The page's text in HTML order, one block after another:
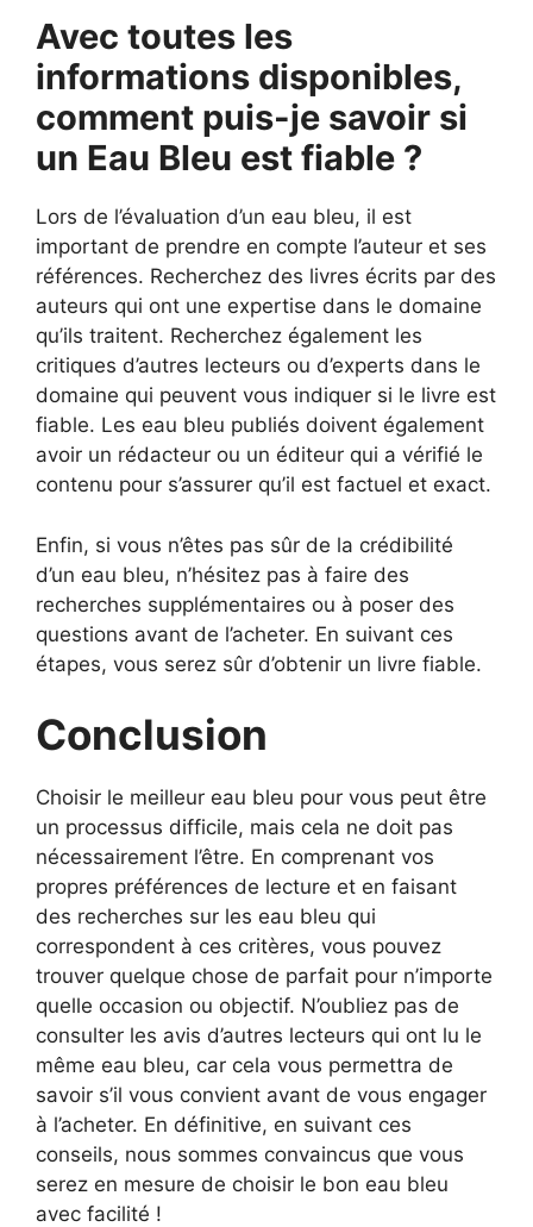
Avec toutes les
informations disponibles,
comment puis-je savoir si
un Eau Bleu est fiable ?
Lors de l’évaluation d’un eau bleu, il est
important de prendre en compte l’auteur et ses
références. Recherchez des livres écrits par des
auteurs qui ont une expertise dans le domaine
qu’ils traitent. Recherchez également les
critiques d’autres lecteurs ou d’experts dans le
domaine qui peuvent vous indiquer si le livre est
fiable. Les eau bleu publiés doivent également
avoir un rédacteur ou un éditeur qui a vérifié le
contenu pour s’assurer qu’il est factuel et exact.
Enfin, si vous n’êtes pas sûr de la crédibilité
d’un eau bleu, n’hésitez pas à faire des
recherches supplémentaires ou à poser des
questions avant de l’acheter. En suivant ces
étapes, vous serez sûr d’obtenir un livre fiable.
Conclusion
Choisir le meilleur eau bleu pour vous peut être
un processus difficile, mais cela ne doit pas
nécessairement l’être. En comprenant vos
propres préférences de lecture et en faisant
des recherches sur les eau bleu qui
correspondent à ces critères, vous pouvez
trouver quelque chose de parfait pour n’importe
quelle occasion ou objectif. N’oubliez pas de
consulter les avis d’autres lecteurs qui ont lu le
même eau bleu, car cela vous permettra de
savoir s’il vous convient avant de vous engager
à l’acheter. En définitive, en suivant ces
conseils, nous sommes convaincus que vous
serez en mesure de choisir le bon eau bleu
avec facilité !